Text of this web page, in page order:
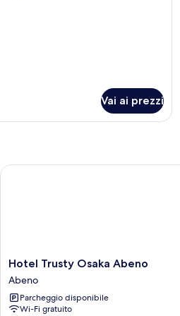
Vai ai prezzi
Hotel
Trusty
Osaka
Abeno
Abeno
Hotel Trusty Osaka Abeno
Abeno
Parcheggio disponibile
Wi-Fi gratuito
Hotel Trusty Osaka Abeno